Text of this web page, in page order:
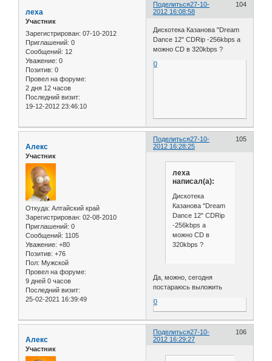
Поделиться 104
27-10-
2012 16:08:58
леха
Участник
Зарегистрирован: 07-10-2012
Приглашений: 0
Сообщений: 12
Уважение: 0
Позитив: 0
Провел на форуме:
2 дня 12 часов
Последний визит:
19-12-2012 23:46:10
Дискотека Казанова "Dream
Dance 12" CDRip -256kbps а
можно CD в 320kbps ?
0
Поделиться 105
27-10-
2012 16:28:25
Алекс
Участник
Откуда: Алтайский край
Зарегистрирован: 02-08-2010
Приглашений: 0
Сообщений: 1105
Уважение: +80
Позитив: +76
Пол: Мужской
Провел на форуме:
9 дней 0 часов
Последний визит:
25-02-2021 16:39:49
леха
написал(а):
Дискотека
Казанова "Dream
Dance 12" CDRip
-256kbps а
можно CD в
320kbps ?
Да, можно, сегодня
постараюсь выложить
0
Поделиться 106
27-10-
2012 16:29:27
Алекс
Участник